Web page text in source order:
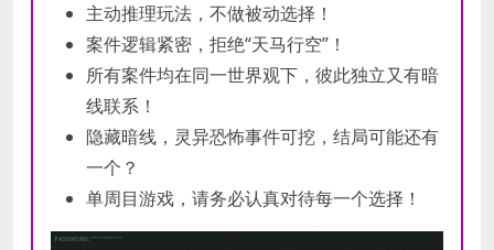
主动推理玩法，不做被动选择！
案件逻辑紧密，拒绝“天马行空”！
所有案件均在同一世界观下，彼此独立又有暗
线联系！
隐藏暗线，灵异恐怖事件可挖，结局可能还有
一个？
单周目游戏，请务必认真对待每一个选择！